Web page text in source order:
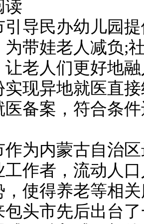
民办幼儿园提
为带娃老人减负;
让老人们更好地
实现异地就医直
医备案，符合条
内蒙古自治区
工作者，流动人
，使得养老等相
市先后出台了